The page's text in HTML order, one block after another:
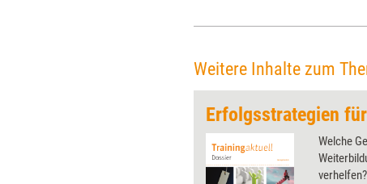
Weitere Inhalte zum
Welche